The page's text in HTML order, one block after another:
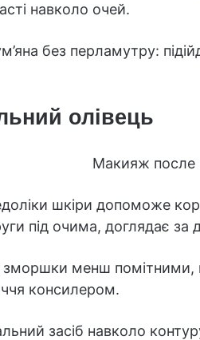
навколо очей.
без перламутру:
олівець
шкіри допоможе
під очима, доглядає за
менш помітними,
консилером.
засіб навколо